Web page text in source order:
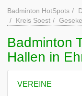
Badminton HotSpots
Kreis Soest
Geseke
Badminton
Hallen in
VEREINE